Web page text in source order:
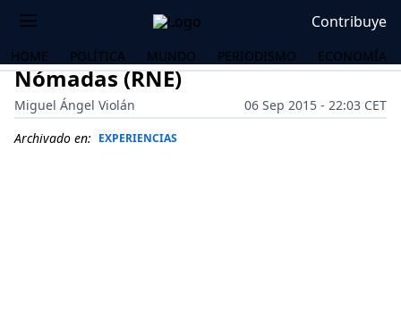
Contribuye
HOME POLÍTICA MUNDO PERIODISMO ECONOMÍA
Nómadas (RNE)
Miguel Ángel Violán
06 Sep 2015 - 22:03 CET
Archivado en: EXPERIENCIAS